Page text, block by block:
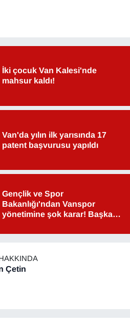
İki çocuk Van Kalesi'nde
mahsur kaldı!
Van'da yılın ilk yarısında 17
patent başvurusu yapıldı
Gençlik ve Spor
Bakanlığı'ndan Vanspor
yönetimine şok karar! Başkan
Çetin